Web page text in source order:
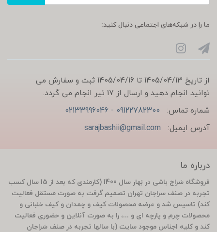
ما را در شبکه‌های اجتماعی دنبال کنید:
از تاریخ 1405/04/13 تا 1405/04/16 ثبت و سفارش می
توانید انجام دهید و ارسال از 17 تیر انجام می گردد.
شماره تماس:
09122782300 - 02133996046
آدرس ایمیل:
sarajbashii@gmail.com
درباره ما
فروشگاه سَراج باشی در بَهار سال 1400 (کارمندی که بعد از 15 سال کسب
تجربه در صنف سراجان تهران تصمیم گرفت به صورت مستقل فعالیت
کند) تاسیس شد و عرضه محصولات کیف و چمدان و کیف خلبانی و
محصولات چرم و پارچه ای و ...، را به صورت آنلاین و حضوری فعالیت
کند و کلیه اجناس موجود سایت (با سالها تجربه در صنف سَراجان